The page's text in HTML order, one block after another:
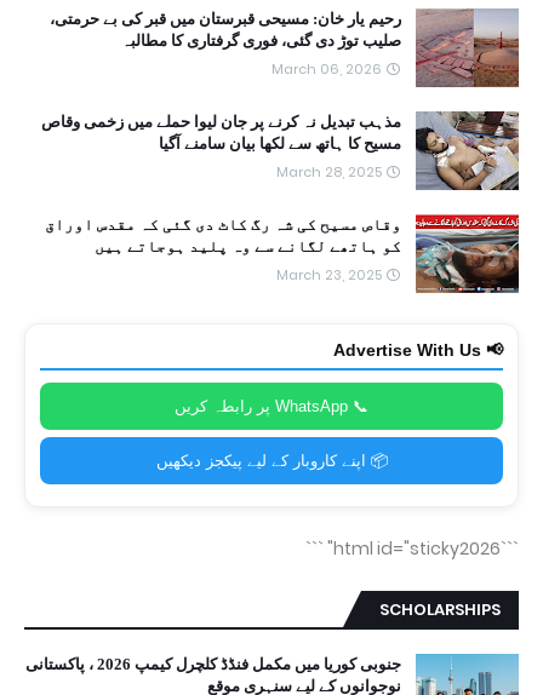
رحیم یار خان: مسیحی قبرستان میں قبر کی بے حرمتی،
صلیب توڑ دی گئی، فوری گرفتاری کا مطالبہ
March 06, 2026
مذہب تبدیل نہ کرنے پر جان لیوا حملے میں زخمی وقاص
مسیح کا ہاتھ سے لکھا بیان سامنے آگیا
March 28, 2025
وقاص مسیح کی شہ رگ کاٹ دی گئی کہ مقدس اوراق
کو ہاتھے لگانے سے وہ پلید ہوجاتے ہیں
March 23, 2025
📢 Advertise With Us
📞 WhatsApp پر رابطہ کریں
📦 اپنے کاروبار کے لیے پیکجز دیکھیں
```html id="sticky2026"
```
SCHOLARSHIPS
جنوبی کوریا میں مکمل فنڈڈ کلچرل کیمپ 2026 ، پاکستانی
نوجوانوں کے لیے سنہری موقع